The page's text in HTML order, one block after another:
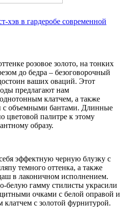
хэв в гардеробе современной
розовое золото, на тонких
до бедра – безоговорочный
ваших оваций. Этот
предлагают нам
клатчем, а также
объемными бантами. Длинные
цветовой палитре к этому
образу.
эффектную черную блузку с
темного оттенка, а также
в лаконичном исполнением.
белую гамму стилисты украсили
очками с белой оправой и
с золотой фурнитурой.